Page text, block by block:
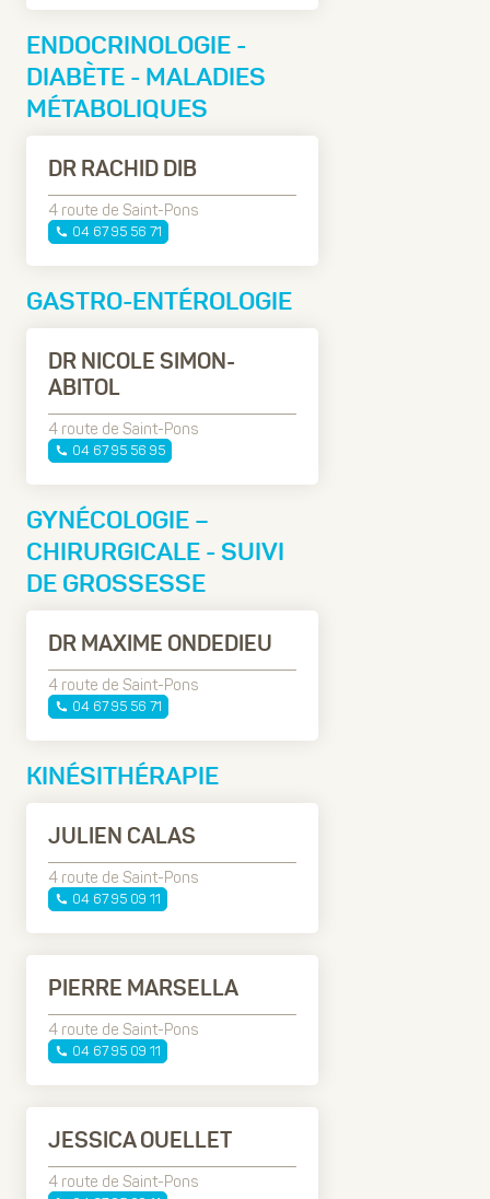
ENDOCRINOLOGIE -
DIABÈTE - MALADIES
MÉTABOLIQUES
DR RACHID DIB
4 route de Saint-Pons
04 67 95 56 71
GASTRO-ENTÉROLOGIE
DR NICOLE SIMON-
ABITOL
4 route de Saint-Pons
04 67 95 56 95
GYNÉCOLOGIE –
CHIRURGICALE - SUIVI
DE GROSSESSE
DR MAXIME ONDEDIEU
4 route de Saint-Pons
04 67 95 56 71
KINÉSITHÉRAPIE
JULIEN CALAS
4 route de Saint-Pons
04 67 95 09 11
PIERRE MARSELLA
4 route de Saint-Pons
04 67 95 09 11
JESSICA OUELLET
4 route de Saint-Pons